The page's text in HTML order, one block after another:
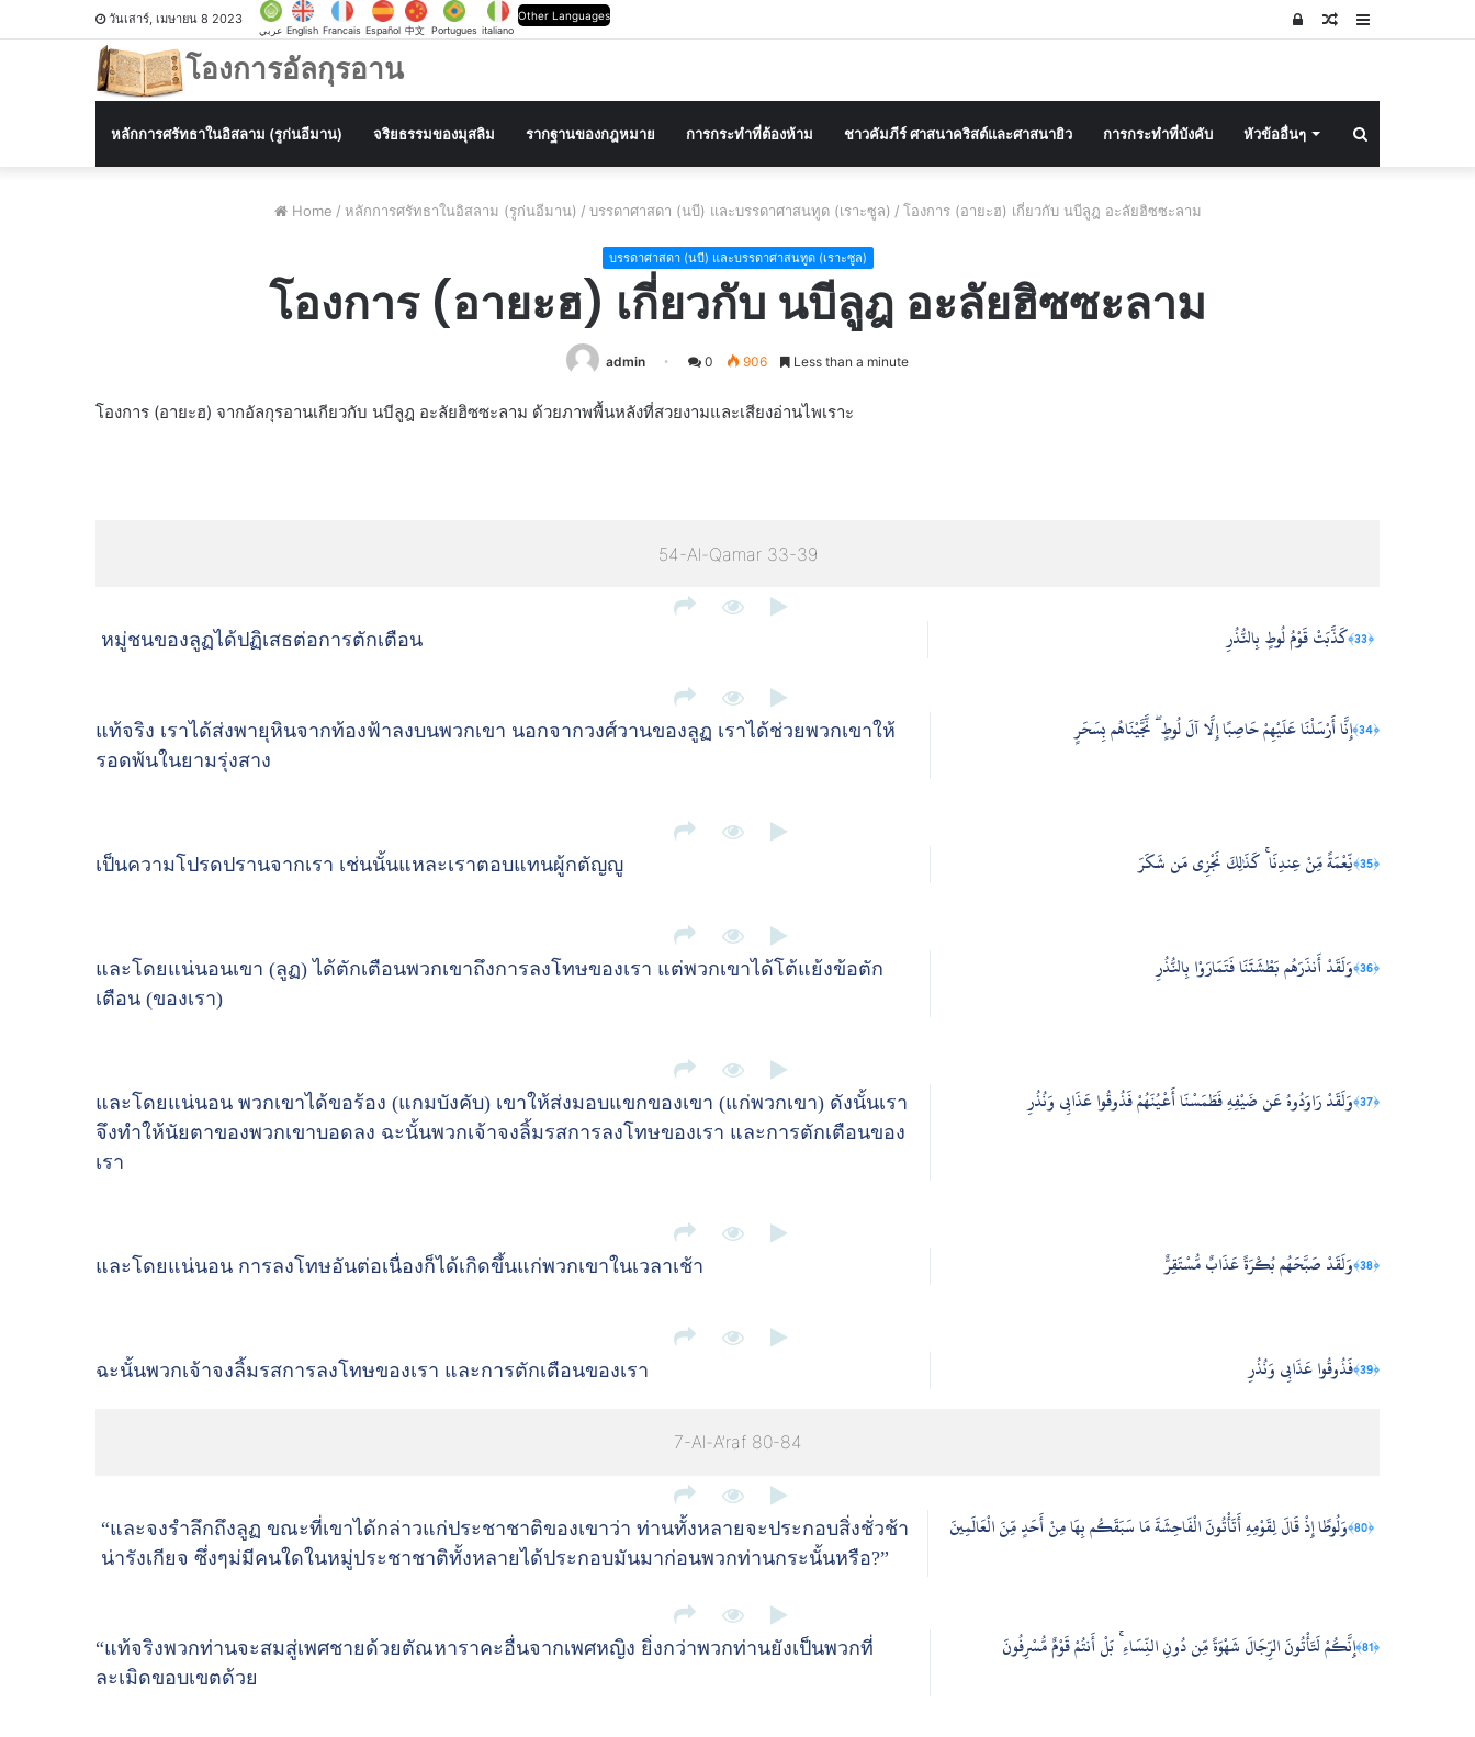
วันเสาร์, เมษายน 8 2023
عربي English Francais Español 中文 Portugues italiano
Other Languages Random
Log
โองการอัลกุรอาน
หลักการศรัทธาในอิสลาม (รูก่นอีมาน) จริยธรรมของมุสลิม รากฐานของกฎหมาย การกระทำที่ต้องห้าม ชาวคัมภีร์ ศาสนาคริสต์และศาสนายิว การกระทำที่บังคับ หัวข้ออื่นๆ
Home / หลักการศรัทธาในอิสลาม (รูก่นอีมาน) / บรรดาศาสดา (นบี) และบรรดาศาสนทูด (เราะซูล) / โองการ (อายะฮ) เกี่ยวกับ นบีลูฎ อะลัยฮิซซะลาม
บรรดาศาสดา (นบี) และบรรดาศาสนทูด (เราะซูล)
โองการ (อายะฮ) เกี่ยวกับ นบีลูฎ อะลัยฮิซซะลาม
admin 0 906 Less than a minute
โองการ (อายะฮ) จากอัลกุรอานเกียวกับ นบีลูฎ อะลัยฮิซซะลาม ด้วยภาพพื้นหลังที่สวยงามและเสียงอ่านไพเราะ
54-Al-Qamar 33-39
หมู่ชนของลูฏได้ปฏิเสธต่อการตักเตือน ﴿33﴾ كَذَّبَتْ قَوْمُ لُوطٍ بِالنُّذُرِ
แท้จริง เราได้ส่งพายุหินจากท้องฟ้าลงบนพวกเขา นอกจากวงศ์วานของลูฏ เราได้ช่วยพวกเขาให้
รอดพ้นในยามรุ่งสาง
﴿34﴾ إِنَّا أَرْسَلْنَا عَلَيْهِمْ حَاصِبًا إِلَّا آلَ لُوطٍ ۖ نَّجَّيْنَاهُم بِسَحَرٍ
เป็นความโปรดปรานจากเรา เช่นนั้นแหละเราตอบแทนผู้กตัญญู ﴿35﴾ نِّعْمَةً مِّنْ عِندِنَا ۚ كَذَٰلِكَ نَجْزِي مَن شَكَرَ
และโดยแน่นอนเขา (ลูฏ) ได้ตักเตือนพวกเขาถึงการลงโทษของเรา แต่พวกเขาได้โต้แย้งข้อตัก
เตือน (ของเรา)
﴿36﴾ وَلَقَدْ أَنذَرَهُم بَطْشَتَنَا فَتَمَارَوْا بِالنُّذُرِ
และโดยแน่นอน พวกเขาได้ขอร้อง (แกมบังคับ) เขาให้ส่งมอบแขกของเขา (แก่พวกเขา) ดังนั้นเรา
จึงทำให้นัยตาของพวกเขาบอดลง ฉะนั้นพวกเจ้าจงลิ้มรสการลงโทษของเรา และการตักเตือนของ
เรา
﴿37﴾ وَلَقَدْ رَاوَدُوهُ عَن ضَيْفِهِ فَطَمَسْنَا أَعْيُنَهُمْ فَذُوقُوا عَذَابِي وَنُذُرِ
และโดยแน่นอน การลงโทษอันต่อเนื่องก็ได้เกิดขึ้นแก่พวกเขาในเวลาเช้า ﴿38﴾ وَلَقَدْ صَبَّحَهُم بُكْرَةً عَذَابٌ مُّسْتَقِرٌّ
ฉะนั้นพวกเจ้าจงลิ้มรสการลงโทษของเรา และการตักเตือนของเรา ﴿39﴾ فَذُوقُوا عَذَابِي وَنُذُرِ
7-Al-A’raf 80-84
“และจงรำลึกถึงลูฏ ขณะที่เขาได้กล่าวแก่ประชาชาติของเขาว่า ท่านทั้งหลายจะประกอบสิ่งชั่วช้า
น่ารังเกียจ ซึ่งๆม่มีคนใดในหมู่ประชาชาติทั้งหลายได้ประกอบมันมาก่อนพวกท่านกระนั้นหรือ?”
﴿80﴾ وَلُوطًا إِذْ قَالَ لِقَوْمِهِ أَتَأْتُونَ الْفَاحِشَةَ مَا سَبَقَكُم بِهَا مِنْ أَحَدٍ مِّنَ الْعَالَمِينَ
“แท้จริงพวกท่านจะสมสู่เพศชายด้วยตัณหาราคะอื่นจากเพศหญิง ยิ่งกว่าพวกท่านยังเป็นพวกที่
ละเมิดขอบเขตด้วย
﴿81﴾ إِنَّكُمْ لَتَأْتُونَ الرِّجَالَ شَهْوَةً مِّن دُونِ النِّسَاءِ ۚ بَلْ أَنتُمْ قَوْمٌ مُّسْرِفُونَ